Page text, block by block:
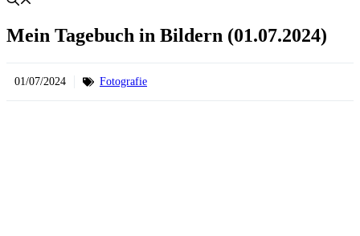
Mein Tagebuch in Bildern (01.07.2024)
01/07/2024 Fotografie